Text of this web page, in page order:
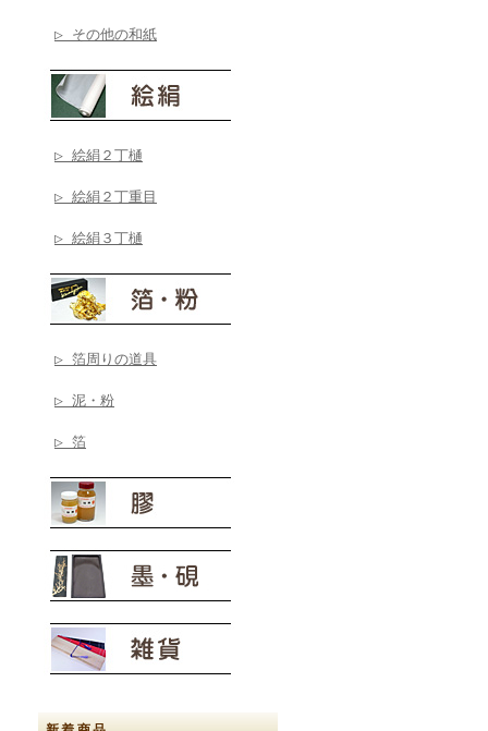
▷ その他の和紙
▷ 絵絹２丁樋
▷ 絵絹２丁重目
▷ 絵絹３丁樋
▷ 箔周りの道具
▷ 泥・粉
▷ 箔